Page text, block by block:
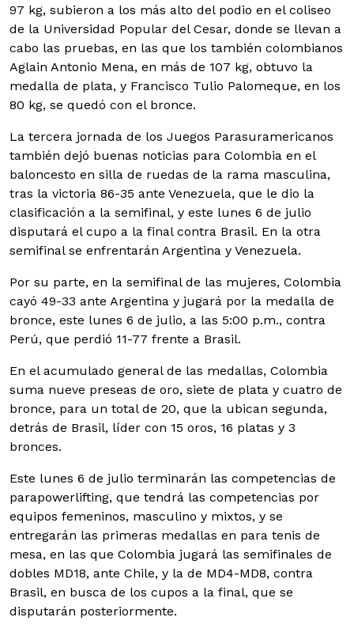
97 kg, subieron a los más alto del podio en el coliseo
de la Universidad Popular del Cesar, donde se llevan a
cabo las pruebas, en las que los también colombianos
Aglain Antonio Mena, en más de 107 kg, obtuvo la
medalla de plata, y Francisco Tulio Palomeque, en los
80 kg, se quedó con el bronce.
La tercera jornada de los Juegos Parasuramericanos
también dejó buenas noticias para Colombia en el
baloncesto en silla de ruedas de la rama masculina,
tras la victoria 86-35 ante Venezuela, que le dio la
clasificación a la semifinal, y este lunes 6 de julio
disputará el cupo a la final contra Brasil. En la otra
semifinal se enfrentarán Argentina y Venezuela.
Por su parte, en la semifinal de las mujeres, Colombia
cayó 49-33 ante Argentina y jugará por la medalla de
bronce, este lunes 6 de julio, a las 5:00 p.m., contra
Perú, que perdió 11-77 frente a Brasil.
En el acumulado general de las medallas, Colombia
suma nueve preseas de oro, siete de plata y cuatro de
bronce, para un total de 20, que la ubican segunda,
detrás de Brasil, líder con 15 oros, 16 platas y 3
bronces.
Este lunes 6 de julio terminarán las competencias de
parapowerlifting, que tendrá las competencias por
equipos femeninos, masculino y mixtos, y se
entregarán las primeras medallas en para tenis de
mesa, en las que Colombia jugará las semifinales de
dobles MD18, ante Chile, y la de MD4-MD8, contra
Brasil, en busca de los cupos a la final, que se
disputarán posteriormente.